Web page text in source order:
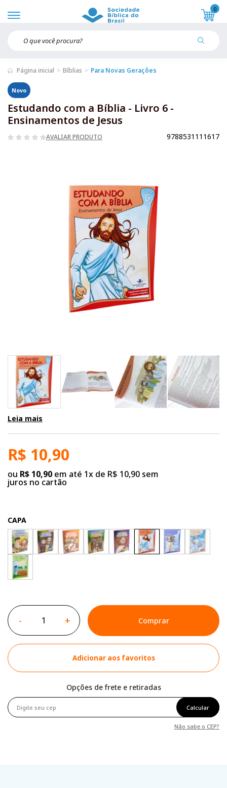
0
Página inicial Bíblias Para Novas Gerações
Novo
Estudando com a Bíblia - Livro 6 -
Ensinamentos de Jesus
AVALIAR PRODUTO 9788531111617
Leia mais
R$ 10,90
ou R$ 10,90 em até 1x de R$ 10,90 sem
juros no cartão
CAPA
- + Comprar
Adicionar aos favoritos
Opções de frete e retiradas
Calcular
Não sabe o CEP?